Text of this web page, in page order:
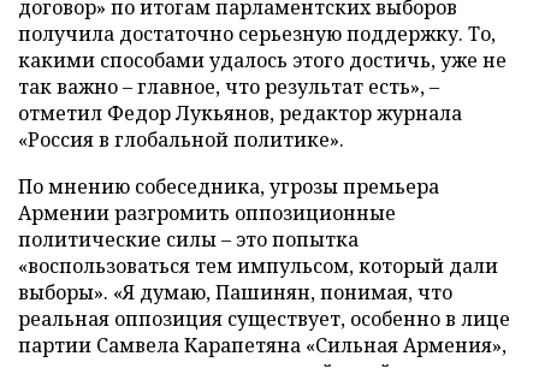
договор» по итогам парламентских выборов
получила достаточно серьезную поддержку. То,
какими способами удалось этого достичь, уже не
так важно – главное, что результат есть», –
отметил Федор Лукьянов, редактор журнала
«Россия в глобальной политике».
По мнению собеседника, угрозы премьера
Армении разгромить оппозиционные
политические силы – это попытка
«воспользоваться тем импульсом, который дали
выборы». «Я думаю, Пашинян, понимая, что
реальная оппозиция существует, особенно в лице
партии Самвела Карапетяна «Сильная Армения»,